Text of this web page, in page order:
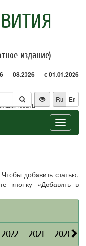
издание)
08.2026 с 01.01.2026
месяц
Ru En
Toggle
добавить статью,
кнопку «Добавить в
2022 2021 2020